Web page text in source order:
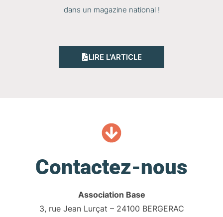
dans un magazine national !
LIRE L'ARTICLE
Contactez-nous
Association Base
3, rue Jean Lurçat – 24100 BERGERAC